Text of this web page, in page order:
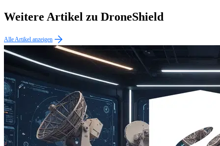
Weitere Artikel zu DroneShield
Alle Artikel anzeigen